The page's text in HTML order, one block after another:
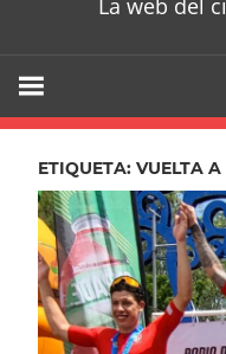
La web del
ETIQUETA: VUELTA